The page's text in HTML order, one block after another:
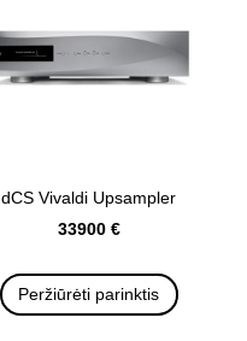
dCS Vivaldi Upsampler
33900 €
Peržiūrėti parinktis